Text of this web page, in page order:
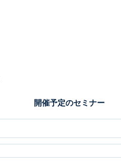
開催予定のセミナー